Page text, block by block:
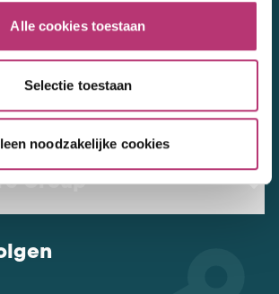
Alle cookies toestaan
Selectie toestaan
noodzakelijke cookies
Group B.V.
Group